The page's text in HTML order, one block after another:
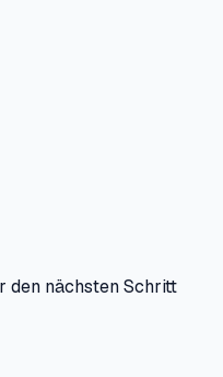
den nächsten Schritt